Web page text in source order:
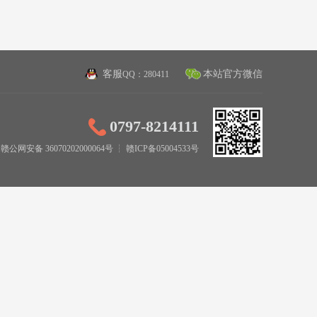
客服QQ：280411 本站官方微信
0797-8214111
赣公网安备 36070202000064号 ┆ 赣ICP备05004533号